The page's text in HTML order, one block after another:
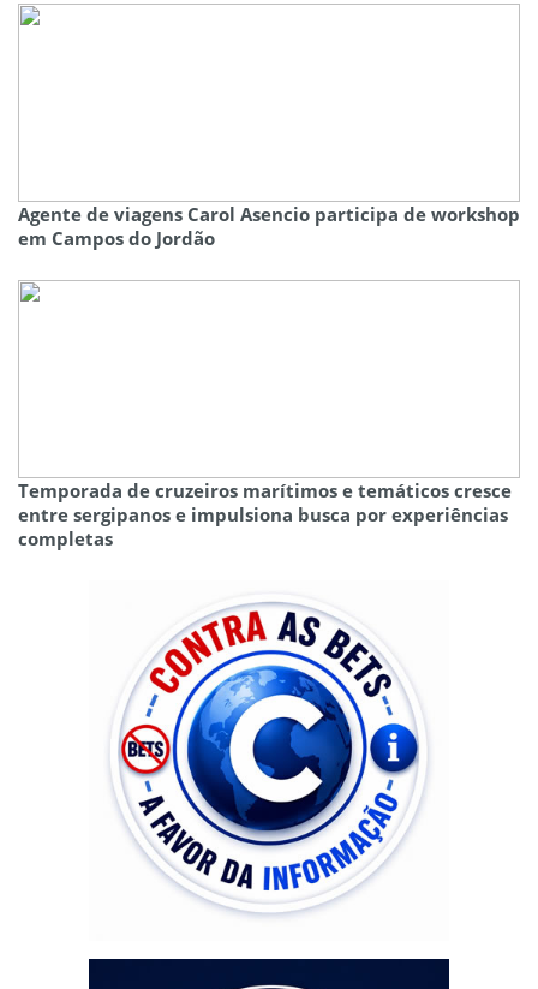
Agente de viagens Carol Asencio participa de workshop
em Campos do Jordão
Temporada de cruzeiros marítimos e temáticos cresce
entre sergipanos e impulsiona busca por experiências
completas